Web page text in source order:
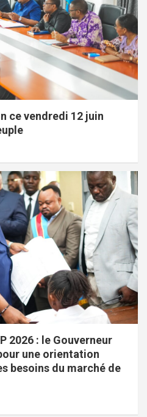
ce vendredi 12 juin
2026 : le Gouverneur
une orientation
besoins du marché de